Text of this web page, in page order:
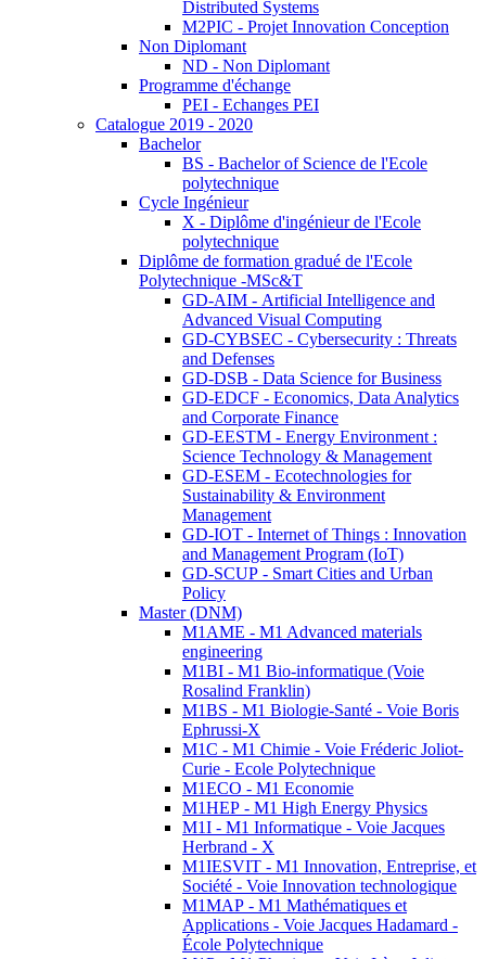
Distributed Systems
M2PIC - Projet Innovation Conception
Non Diplomant
ND - Non Diplomant
Programme d'échange
PEI - Echanges PEI
Catalogue 2019 - 2020
Bachelor
BS - Bachelor of Science de l'Ecole
polytechnique
Cycle Ingénieur
X - Diplôme d'ingénieur de l'Ecole
polytechnique
Diplôme de formation gradué de l'Ecole
Polytechnique -MSc&T
GD-AIM - Artificial Intelligence and
Advanced Visual Computing
GD-CYBSEC - Cybersecurity : Threats
and Defenses
GD-DSB - Data Science for Business
GD-EDCF - Economics, Data Analytics
and Corporate Finance
GD-EESTM - Energy Environment :
Science Technology & Management
GD-ESEM - Ecotechnologies for
Sustainability & Environment
Management
GD-IOT - Internet of Things : Innovation
and Management Program (IoT)
GD-SCUP - Smart Cities and Urban
Policy
Master (DNM)
M1AME - M1 Advanced materials
engineering
M1BI - M1 Bio-informatique (Voie
Rosalind Franklin)
M1BS - M1 Biologie-Santé - Voie Boris
Ephrussi-X
M1C - M1 Chimie - Voie Fréderic Joliot-
Curie - Ecole Polytechnique
M1ECO - M1 Economie
M1HEP - M1 High Energy Physics
M1I - M1 Informatique - Voie Jacques
Herbrand - X
M1IESVIT - M1 Innovation, Entreprise, et
Société - Voie Innovation technologique
M1MAP - M1 Mathématiques et
Applications - Voie Jacques Hadamard -
École Polytechnique